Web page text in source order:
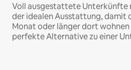
Voll ausgestattete Unterkünfte
der idealen Ausstattung, damit
Monat oder länger dort wohnen
perfekte Alternative zu einer